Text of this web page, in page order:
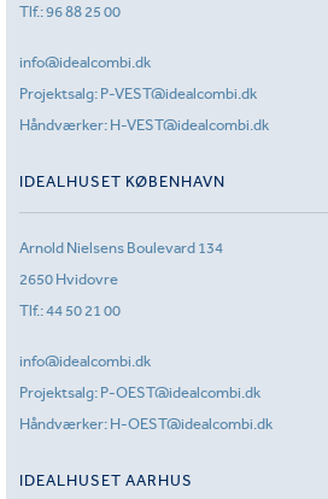
Tlf.:96 88 25 00
info@idealcombi.dk
Projektsalg: P-VEST@idealcombi.dk
Håndværker: H-VEST@idealcombi.dk
IDEALHUSET KØBENHAVN
Arnold Nielsens Boulevard 134
2650 Hvidovre
Tlf.:44 50 21 00
info@idealcombi.dk
Projektsalg: P-OEST@idealcombi.dk
Håndværker: H-OEST@idealcombi.dk
IDEALHUSET AARHUS